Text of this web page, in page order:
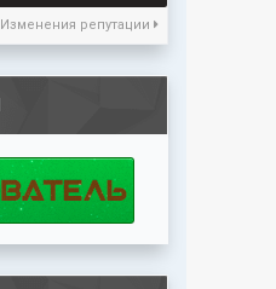
Изменения репутации